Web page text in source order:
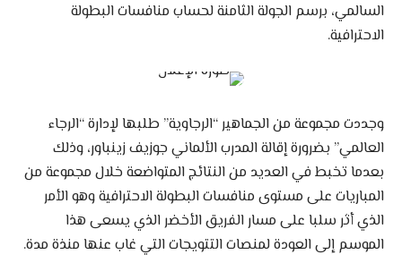
السالمي، برسم الجولة الثامنة لحساب منافسات البطولة
الاحترافية.
وجددت مجموعة من الجماهير “الرجاوية” طلبها لإدارة “الرجاء
العالمي” بضرورة إقالة المدرب الألماني جوزيف زينباور، وذلك
بعدما تخبط في العديد من النتائج المتواضعة خلال مجموعة من
المباريات على مستوى منافسات البطولة الاحترافية وهو الأمر
الذي أثر سلبا على مسار الفريق الأخضر الذي يسعى هذا
الموسم إلى العودة لمنصات التتويجات التي غاب عنها منذة مدة.